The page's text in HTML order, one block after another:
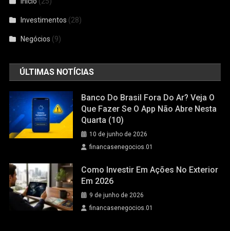
Investimentos (28)
Negócios (9)
ÚLTIMAS NOTÍCIAS
Banco Do Brasil Fora Do Ar? Veja O
Que Fazer Se O App Não Abre Nesta
Quarta (10)
10 de junho de 2026
financasenegocios.01
Como Investir Em Ações No Exterior
Em 2026
9 de junho de 2026
financasenegocios.01